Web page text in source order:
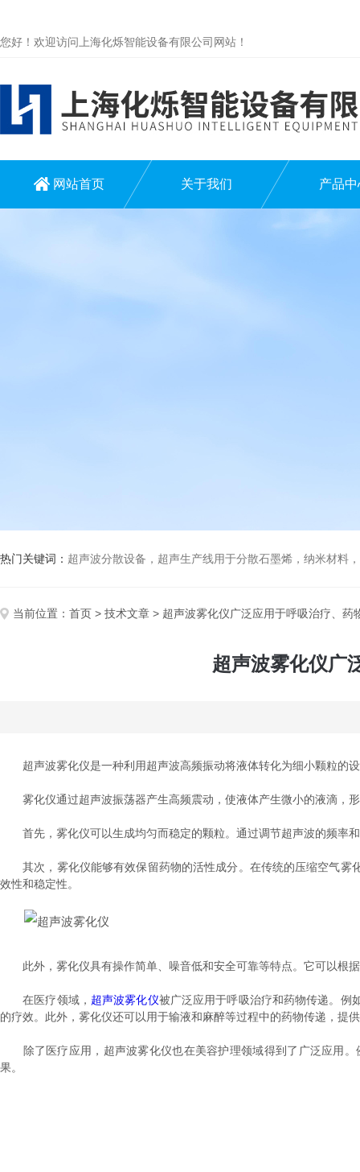
您好！欢迎访问上海化烁智能设备有限公司网站！
网站首页 关于我们 产品中
热门关键词： 超声波分散设备，超声生产线用于分散石墨烯，纳米材料，高分子材
当前位置： 首页 > 技术文章 > 超声波雾化仪广泛应用于呼吸治疗、药
超声波雾化仪广
超声波雾化仪是一种利用超声波高频振动将液体转化为细小颗粒的
雾化仪通过超声波振荡器产生高频震动，使液体产生微小的液滴，
首先，雾化仪可以生成均匀而稳定的颗粒。通过调节超声波的频率
其次，雾化仪能够有效保留药物的活性成分。在传统的压缩空气雾
效性和稳定性。
此外，雾化仪具有操作简单、噪音低和安全可靠等特点。它可以根
在医疗领域， 超声波雾化仪被广泛应用于呼吸治疗和药物传递。例
的疗效。此外，雾化仪还可以用于输液和麻醉等过程中的药物传递，提
除了医疗应用，超声波雾化仪也在美容护理领域得到了广泛应用。
果。